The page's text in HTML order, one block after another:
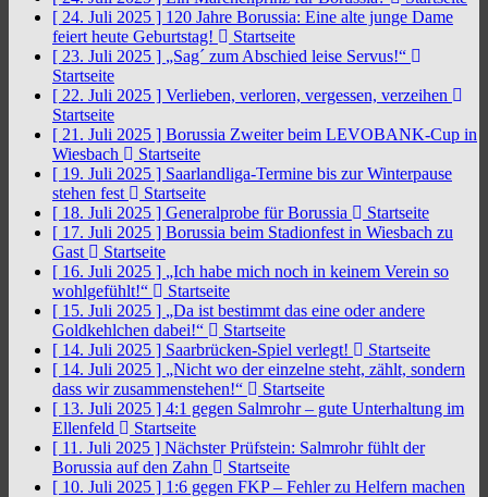
[ 24. Juli 2025 ] 120 Jahre Borussia: Eine alte junge Dame
feiert heute Geburtstag!
Startseite
[ 23. Juli 2025 ] „Sag´ zum Abschied leise Servus!“
Startseite
[ 22. Juli 2025 ] Verlieben, verloren, vergessen, verzeihen
Startseite
[ 21. Juli 2025 ] Borussia Zweiter beim LEVOBANK-Cup in
Wiesbach
Startseite
[ 19. Juli 2025 ] Saarlandliga-Termine bis zur Winterpause
stehen fest
Startseite
[ 18. Juli 2025 ] Generalprobe für Borussia
Startseite
[ 17. Juli 2025 ] Borussia beim Stadionfest in Wiesbach zu
Gast
Startseite
[ 16. Juli 2025 ] „Ich habe mich noch in keinem Verein so
wohlgefühlt!“
Startseite
[ 15. Juli 2025 ] „Da ist bestimmt das eine oder andere
Goldkehlchen dabei!“
Startseite
[ 14. Juli 2025 ] Saarbrücken-Spiel verlegt!
Startseite
[ 14. Juli 2025 ] „Nicht wo der einzelne steht, zählt, sondern
dass wir zusammenstehen!“
Startseite
[ 13. Juli 2025 ] 4:1 gegen Salmrohr – gute Unterhaltung im
Ellenfeld
Startseite
[ 11. Juli 2025 ] Nächster Prüfstein: Salmrohr fühlt der
Borussia auf den Zahn
Startseite
[ 10. Juli 2025 ] 1:6 gegen FKP – Fehler zu Helfern machen